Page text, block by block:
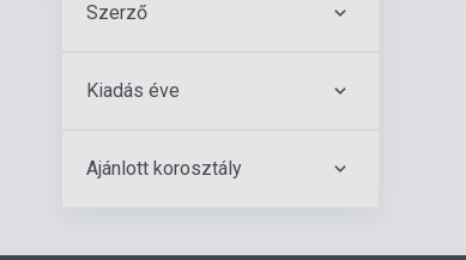
Szerző
Kiadás éve
Ajánlott korosztály